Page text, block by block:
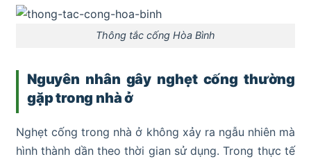
Thông tắc cống Hòa Bình
Nguyên nhân gây nghẹt cống thường
gặp trong nhà ở
Nghẹt cống trong nhà ở không xảy ra ngẫu nhiên mà
hình thành dần theo thời gian sử dụng. Trong thực tế